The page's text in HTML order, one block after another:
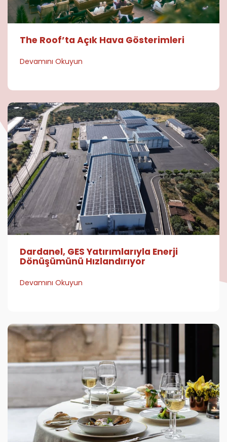
The Roof’ta Açık Hava Gösterimleri
Devamını Okuyun
Dardanel, GES Yatırımlarıyla Enerji
Dönüşümünü Hızlandırıyor
Devamını Okuyun